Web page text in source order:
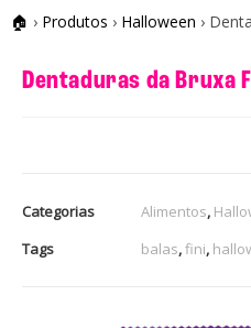
🏠 › Produtos › Halloween ›
Dentaduras da Bruxa
Categorias Alimentos,
Tags
balas,fini,